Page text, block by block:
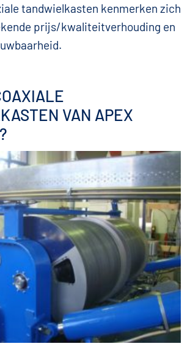
tandwielkasten kenmerken zich
prijs/kwaliteitverhouding en
VAN APEX